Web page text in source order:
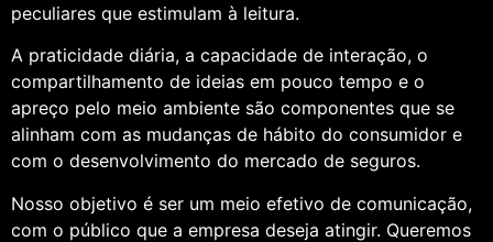
peculiares que estimulam à leitura.
A praticidade diária, a capacidade de interação, o
compartilhamento de ideias em pouco tempo e o
apreço pelo meio ambiente são componentes que se
alinham com as mudanças de hábito do consumidor e
com o desenvolvimento do mercado de seguros.
Nosso objetivo é ser um meio efetivo de comunicação,
com o público que a empresa deseja atingir. Queremos